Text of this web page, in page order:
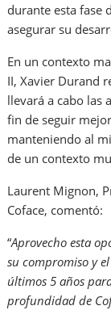
durante esta fase
asegurar su
En un contexto
II, Xavier Durand
llevará a cabo las
fin de seguir
manteniendo al
de un contexto
Laurent Mignon,
Coface, comentó:
“Aprovecho esta
su compromiso y
últimos 5 años
profundidad de